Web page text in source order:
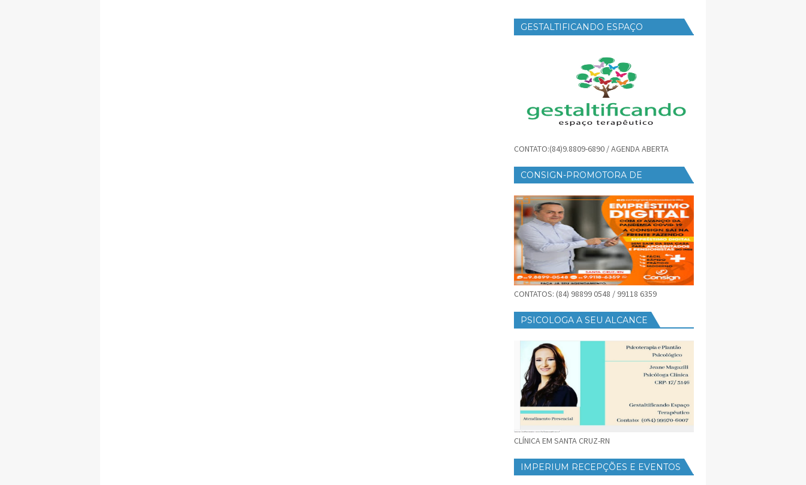
GESTALTIFICANDO ESPAÇO
CONTATO:(84)9.8809-6890 / AGENDA ABERTA
CONSIGN-PROMOTORA DE
CONTATOS: (84) 98899 0548 / 99118 6359
PSICOLOGA A SEU ALCANCE
CLÍNICA EM SANTA CRUZ-RN
IMPERIUM RECEPÇÕES E EVENTOS